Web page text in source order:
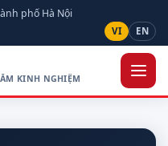
phố Hà Nội
VI EN
KINH NGHIỆM